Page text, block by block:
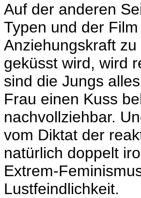
Auf der anderen
Typen und der
Anziehungskraft
geküsst wird, wird
sind die Jungs
Frau einen Kuss
nachvollziehbar.
vom Diktat der
natürlich doppelt
Extrem-
Lustfeindlichkeit.